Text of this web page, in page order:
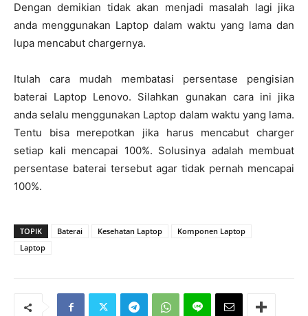
Dengan demikian tidak akan menjadi masalah lagi jika
anda menggunakan Laptop dalam waktu yang lama dan
lupa mencabut chargernya.
Itulah cara mudah membatasi persentase pengisian
baterai Laptop Lenovo. Silahkan gunakan cara ini jika
anda selalu menggunakan Laptop dalam waktu yang lama.
Tentu bisa merepotkan jika harus mencabut charger
setiap kali mencapai 100%. Solusinya adalah membuat
persentase baterai tersebut agar tidak pernah mencapai
100%.
TOPIK Baterai Kesehatan Laptop
Komponen Laptop
Laptop